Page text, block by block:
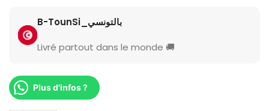
B-TounSi_بالتونسي
Livré partout dans le monde 🚚
Plus d'infos ?